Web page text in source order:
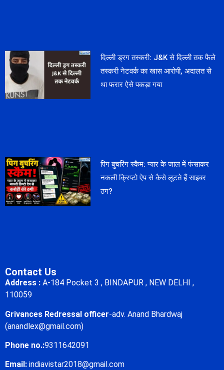
दिल्ली ड्रग तस्करी: J&K से दिल्ली तक फैले
तस्करी नेटवर्क का खास आरोपी, अदालत से
था फरार ऐसे पकड़ा गया
पिग बुचरिंग स्कैम: प्यार के जाल में फंसाकर
नकली क्रिप्टो ऐप से कैसे लूटते हैं साइबर
ठग?
Contact Us
Address : A-184 Pocket 3 , BINDAPUR , NEW DELHI ,
110059
Grivances Redressal officer-adv. Anand Bhardwaj
(anandlex@gmail.com)
Phone no.:9311642091
Email: indiavistar2018@gmail.com